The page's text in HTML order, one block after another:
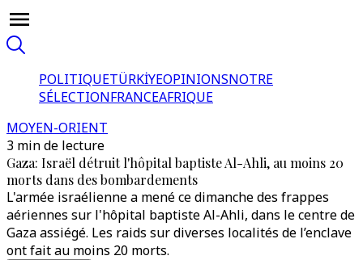
POLITIQUETÜRKİYEOPINIONSNOTRE
SÉLECTIONFRANCEAFRIQUE
MOYEN-ORIENT
3 min de lecture
Gaza: Israël détruit l'hôpital baptiste Al-Ahli, au moins 20
morts dans des bombardements
L'armée israélienne a mené ce dimanche des frappes
aériennes sur l'hôpital baptiste Al-Ahli, dans le centre de
Gaza assiégé. Les raids sur diverses localités de l’enclave
ont fait au moins 20 morts.